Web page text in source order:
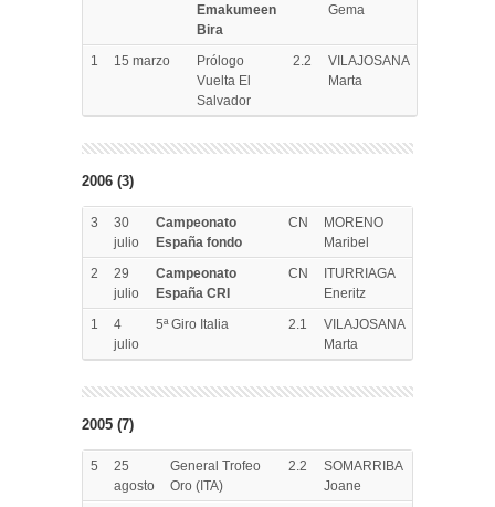
Emakumeen
Bira
Gema
1 15 marzo
Prólogo
Vuelta El
Salvador
2.2
VILAJOSANA
Marta
2006 (3)
3
30
julio
Campeonato
España fondo
CN
MORENO
Maribel
2
29
julio
Campeonato
España CRI
CN
ITURRIAGA
Eneritz
1
4
julio
5ª Giro Italia 2.1
VILAJOSANA
Marta
2005 (7)
5
25
agosto
General Trofeo
Oro (ITA)
2.2
SOMARRIBA
Joane